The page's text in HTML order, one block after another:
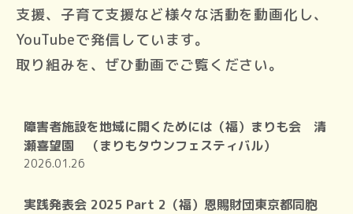
支援、子育て支援など様々な活動を動画化し、
YouTubeで発信しています。
取り組みを、ぜひ動画でご覧ください。
障害者施設を地域に開くためには（福）まりも会 清
瀬喜望園 （まりもタウンフェスティバル）
2026.01.26
実践発表会 2025 Part 2（福）恩賜財団東京都同胞